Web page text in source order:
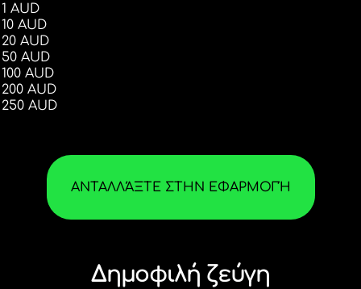
1 AUD
10 AUD
20 AUD
50 AUD
100 AUD
200 AUD
250 AUD
ΑΝΤΑΛΛΆΞΤΕ ΣΤΗΝ ΕΦΑΡΜΟΓΉ
Δημοφιλή ζεύγη